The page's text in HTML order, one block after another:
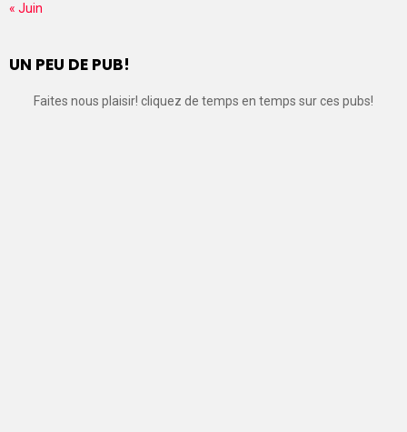
« Juin
UN PEU DE PUB!
Faites nous plaisir! cliquez de temps en temps sur ces pubs!